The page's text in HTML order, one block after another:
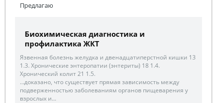
Предлагаю
Биохимическая диагностика и
профилактика ЖКТ
Язвенная болезнь желудка и двенадцатиперстной кишки 13
1.3. Хронические энтеропатии (энтериты) 18 1.4.
Хронический колит 21 1.5.
...доказано, что существует прямая зависимость между
подверженностью заболеваниям органов пищеварения у
взрослых и...